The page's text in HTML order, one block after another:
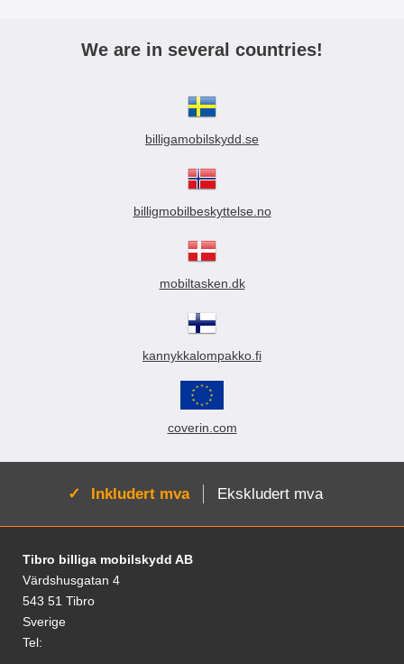
We are in several countries!
billigamobilskydd.se
billigmobilbeskyttelse.no
mobiltasken.dk
kannykkalompakko.fi
coverin.com
Aktiv:
Inkludert mva Ekskludert mva
Footer-innhold Blandet informasjon og
Tibro billiga mobilskydd AB
Värdshusgatan 4
543 51 Tibro
Sverige
Tel: